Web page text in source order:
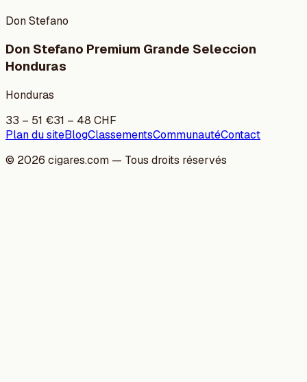
Don Stefano
Don Stefano Premium Grande Seleccion
Honduras
Honduras
33 – 51 €31 – 48 CHF
Plan du siteBlogClassementsCommunautéContact
© 2026 cigares.com — Tous droits réservés